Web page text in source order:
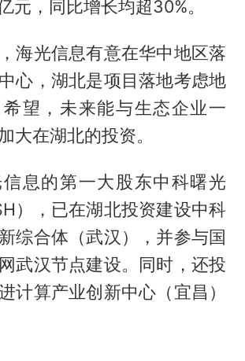
元，同比增长均超30%。
海光信息有意在华中地区落
心，湖北是项目落地考虑地
望，未来能与生态企业一
大在湖北的投资。
息的第一大股东中科曙光
），已在湖北投资建设中科
综合体（武汉），并参与国
武汉节点建设。同时，还投
计算产业创新中心（宜昌）